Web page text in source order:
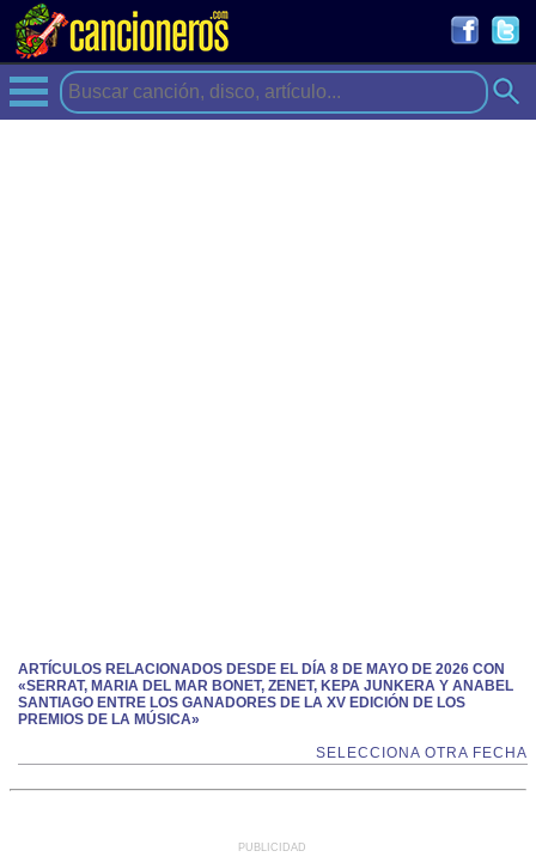
ARTÍCULOS RELACIONADOS DESDE EL DÍA 8 DE MAYO DE 2026 CON
«SERRAT, MARIA DEL MAR BONET, ZENET, KEPA JUNKERA Y ANABEL
SANTIAGO ENTRE LOS GANADORES DE LA XV EDICIÓN DE LOS
PREMIOS DE LA MÚSICA»
SELECCIONA OTRA FECHA
PUBLICIDAD